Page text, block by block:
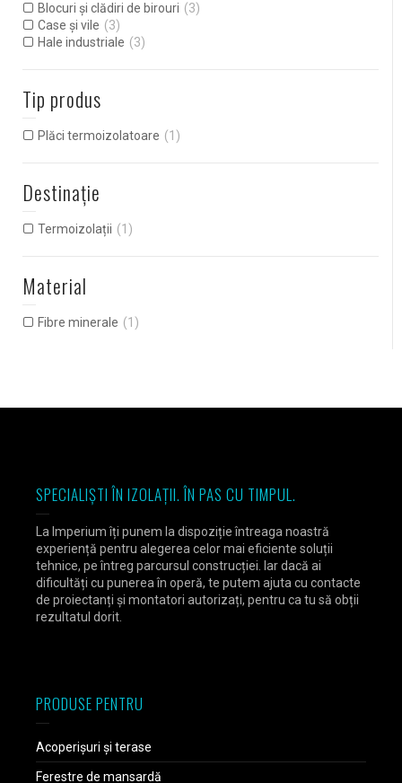
Blocuri și clădiri de birouri (3)
Case și vile (3)
Hale industriale (3)
Tip produs
Plăci termoizolatoare (1)
Destinație
Termoizolații (1)
Material
Fibre minerale (1)
SPECIALIȘTI ÎN IZOLAȚII. ÎN PAS CU TIMPUL.
La Imperium îți punem la dispoziție întreaga noastră
experiență pentru alegerea celor mai eficiente soluții
tehnice, pe întreg parcursul construcției. Iar dacă ai
dificultăți cu punerea în operă, te putem ajuta cu contacte
de proiectanți și montatori autorizați, pentru ca tu să obții
rezultatul dorit.
PRODUSE PENTRU
Acoperișuri și terase
Ferestre de mansardă